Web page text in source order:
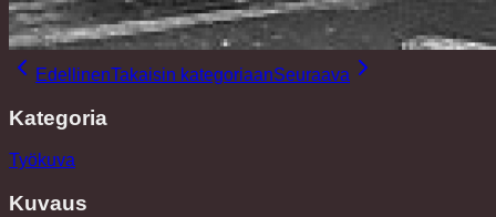
EdellinenTakaisin kategoriaanSeuraava
Kategoria
Työkuva
Kuvaus